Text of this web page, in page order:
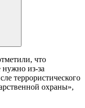
что
нужно из-за
террористического
охраны»,